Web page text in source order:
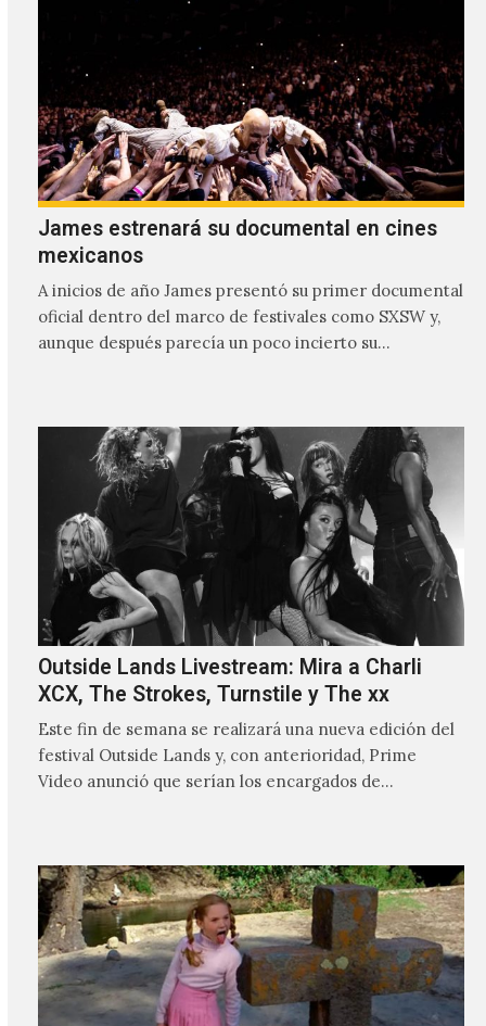
James estrenará su documental en cines
mexicanos
A inicios de año James presentó su primer documental
oficial dentro del marco de festivales como SXSW y,
aunque después parecía un poco incierto su…
Outside Lands Livestream: Mira a Charli
XCX, The Strokes, Turnstile y The xx
Este fin de semana se realizará una nueva edición del
festival Outside Lands y, con anterioridad, Prime
Video anunció que serían los encargados de